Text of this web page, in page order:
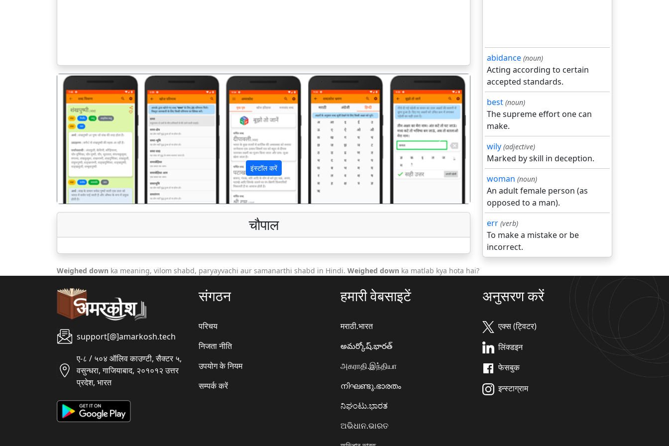
इंस्टॉल करें
पिछला अगला
चौपाल
abidance (noun)
Acting according to certain
accepted standards.
best (noun)
The supreme effort one can
make.
wily (adjective)
Marked by skill in deception.
woman (noun)
An adult female person (as
opposed to a man).
err (verb)
To make a mistake or be
incorrect.
Weighed down ka meaning, vilom shabd, paryayvachi aur samanarthi shabd in Hindi. Weighed down ka matlab kya hota hai?
support[@]amarkosh.tech
ए-८ / ५०४ ऑलिव काउण्टी, सैक्टर ५,
वसुन्धरा, गाजियाबाद, २०१०१२ उत्तर
प्रदेश, भारत
संगठन
परिचय
निजता नीति
उपयोग के नियम
सम्पर्क करें
हमारी वेबसाइटें
मराठी.भारत
అమర్కోష్.భారత్
அகராதி.இந்தியா
നിഘണ്ടു.ഭാരതം
ನಿಘಂಟು.ಭಾರತ
ଅଭିଧାନ.ଭାରତ
अनुसरण करें
एक्स (ट्विटर)
लिंक्डइन
फेसबुक
इन्स्टाग्राम